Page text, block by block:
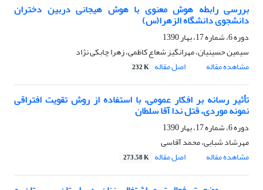
بررسی رابطه هوش معنوی با هوش هیجانی دربین دختران
دانشجوی دانشگاه الزهرا(س)
دوره 6، شماره 17، بهار 1390
سیمین حسینیان، مهرانگیز شعاع کاظمی، زهرا چابکی نژاد
مشاهده مقاله
اصل مقاله 232 K
تأثیر رسانه بر افکار عمومی، با استفاده از روش تقویت افتراقی
نمونه موردی، قتل ندا آقا سلطان
دوره 6، شماره 17، بهار 1390
مهرشاد شبابی، محمد آقاسی
مشاهده مقاله
اصل مقاله 273.58 K